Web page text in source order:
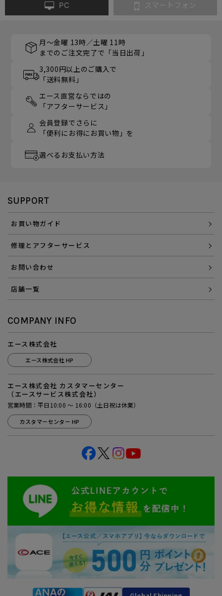
PC スマートフォン
月～金曜 13時／土曜 11時
までのご注文完了で「当日出荷」
3,300円以上のご購入で
「送料無料」
エース直営ならではの
「アフターサービス」
会員登録でさらに
「便利にお得にお買い物」を
選べるお支払い方法
SUPPORT
お買い物ガイド
修理とアフターサービス
お問い合わせ
店舗一覧
COMPANY INFO
エース株式会社
エース株式会社 HP
エース株式会社 カスタマーセンター
（エースサービス株式会社）
営業時間：平日10:00 ～ 16:00（土日祝は休業）
カスタマーセンター HP